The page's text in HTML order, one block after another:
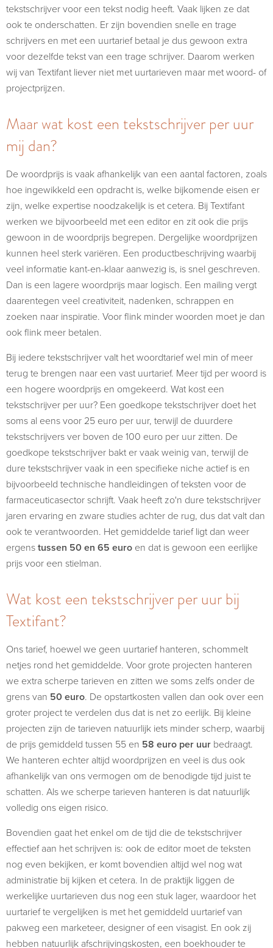
tekstschrijver voor een tekst nodig heeft. Vaak lijken ze dat
ook te onderschatten. Er zijn bovendien snelle en trage
schrijvers en met een uurtarief betaal je dus gewoon extra
voor dezelfde tekst van een trage schrijver. Daarom werken
wij van Textifant liever niet met uurtarieven maar met woord- of
projectprijzen.
Maar wat kost een tekstschrijver per uur
mij dan?
De woordprijs is vaak afhankelijk van een aantal factoren, zoals
hoe ingewikkeld een opdracht is, welke bijkomende eisen er
zijn, welke expertise noodzakelijk is et cetera. Bij Textifant
werken we bijvoorbeeld met een editor en zit ook die prijs
gewoon in de woordprijs begrepen. Dergelijke woordprijzen
kunnen heel sterk variëren. Een productbeschrijving waarbij
veel informatie kant-en-klaar aanwezig is, is snel geschreven.
Dan is een lagere woordprijs maar logisch. Een mailing vergt
daarentegen veel creativiteit, nadenken, schrappen en
zoeken naar inspiratie. Voor flink minder woorden moet je dan
ook flink meer betalen.
Bij iedere tekstschrijver valt het woordtarief wel min of meer
terug te brengen naar een vast uurtarief. Meer tijd per woord is
een hogere woordprijs en omgekeerd. Wat kost een
tekstschrijver per uur? Een goedkope tekstschrijver doet het
soms al eens voor 25 euro per uur, terwijl de duurdere
tekstschrijvers ver boven de 100 euro per uur zitten. De
goedkope tekstschrijver bakt er vaak weinig van, terwijl de
dure tekstschrijver vaak in een specifieke niche actief is en
bijvoorbeeld technische handleidingen of teksten voor de
farmaceuticasector schrijft. Vaak heeft zo'n dure tekstschrijver
jaren ervaring en zware studies achter de rug, dus dat valt dan
ook te verantwoorden. Het gemiddelde tarief ligt dan weer
ergens tussen 50 en 65 euro en dat is gewoon een eerlijke
prijs voor een stielman.
Wat kost een tekstschrijver per uur bij
Textifant?
Ons tarief, hoewel we geen uurtarief hanteren, schommelt
netjes rond het gemiddelde. Voor grote projecten hanteren
we extra scherpe tarieven en zitten we soms zelfs onder de
grens van 50 euro. De opstartkosten vallen dan ook over een
groter project te verdelen dus dat is net zo eerlijk. Bij kleine
projecten zijn de tarieven natuurlijk iets minder scherp, waarbij
de prijs gemiddeld tussen 55 en 58 euro per uur bedraagt.
We hanteren echter altijd woordprijzen en veel is dus ook
afhankelijk van ons vermogen om de benodigde tijd juist te
schatten. Als we scherpe tarieven hanteren is dat natuurlijk
volledig ons eigen risico.
Bovendien gaat het enkel om de tijd die de tekstschrijver
effectief aan het schrijven is: ook de editor moet de teksten
nog even bekijken, er komt bovendien altijd wel nog wat
administratie bij kijken et cetera. In de praktijk liggen de
werkelijke uurtarieven dus nog een stuk lager, waardoor het
uurtarief te vergelijken is met het gemiddeld uurtarief van
pakweg een marketeer, designer of een visagist. En ook zij
hebben natuurlijk afschrijvingskosten, een boekhouder te